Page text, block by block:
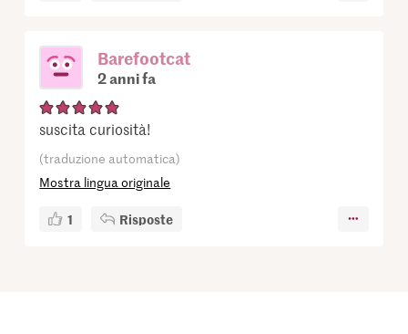
Barefootcat
2 anni fa
suscita curiosità!
(traduzione automatica)
Mostra lingua originale
1 Risposte